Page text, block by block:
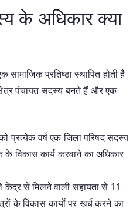
के अधिकार क्या
प्रतिष्ठा स्थापित होती है
पंचायत सदस्य बनते हैं और एक
प्रत्येक वर्ष एक जिला परिषद सदस्य
विकास कार्य करवाने का अधिकार
केंद्र से मिलने वाली सहायता से 11
के विकास कार्यों पर खर्च करने का